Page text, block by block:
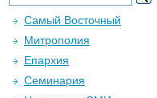
Самый Восточный
Митрополия
Епархия
Семинария